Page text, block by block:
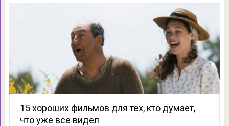
15 хороших фильмов для тех, кто думает,
что уже все видел